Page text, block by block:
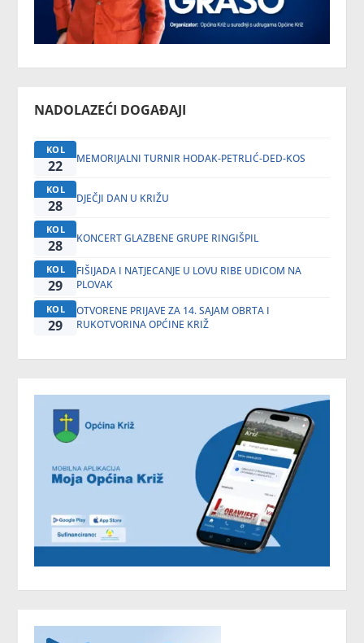
NADOLAZEĆI DOGAĐAJI
KOL
22 MEMORIJALNI TURNIR HODAK-PETRLIĆ-DED-KOS
KOL
28 DJEČJI DAN U KRIŽU
KOL
28 KONCERT GLAZBENE GRUPE RINGIŠPIL
KOL
29
FIŠIJADA I NATJECANJE U LOVU RIBE UDICOM NA
PLOVAK
KOL
29
OTVORENE PRIJAVE ZA 14. SAJAM OBRTA I
RUKOTVORINA OPĆINE KRIŽ